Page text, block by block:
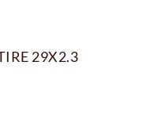
29X2.3